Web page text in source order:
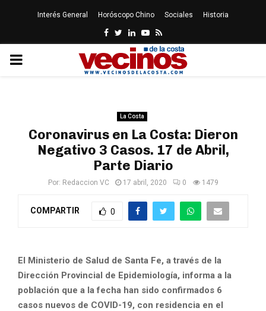
Interés General Horóscopo Chino Sociales Historia
Facebook
Twitter
LinkedinYoutube
Rss
PRIMARY
La Costa
Coronavirus en La Costa: Dieron
Negativo 3 Casos. 17 de Abril,
Parte Diario
Por: Redaccion VC 17 abril, 2020 0 1479
COMPARTIR 0
El Ministerio de Salud de Santa Fe, a través de la
Dirección Provincial de Epidemiología, informa a la
población que a la fecha han sido confirmados 6
casos nuevos de COVID-19, con residencia en el